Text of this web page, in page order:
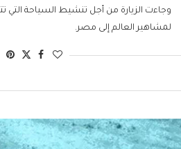
وجاءت الزيارة من أجل تنشيط السياحة التي
لمشاهير العالم إلى مصر.